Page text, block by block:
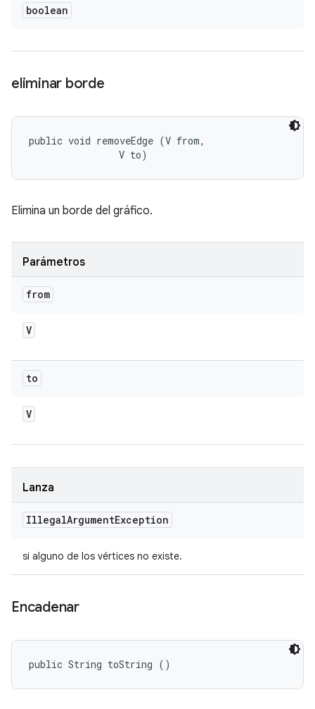
boolean
eliminar borde
public void removeEdge (V from,
                V to)
Elimina un borde del gráfico.
Parámetros
from
V
to
V
Lanza
IllegalArgumentException
si alguno de los vértices no existe.
Encadenar
public String toString ()